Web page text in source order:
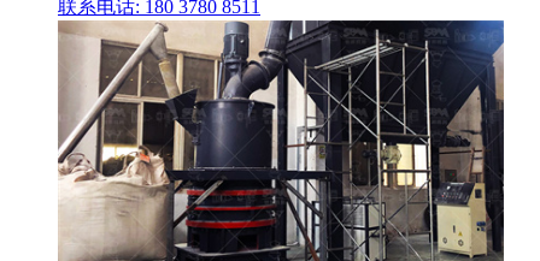
联系电话: 180 3780 8511